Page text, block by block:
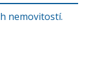
nemovitostí.